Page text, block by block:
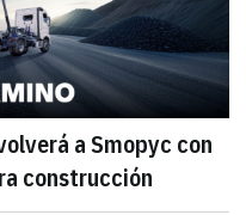
a Smopyc con
construcción